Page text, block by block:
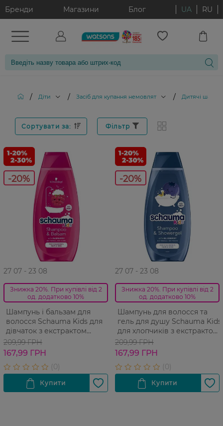
Бренди Магазини Блог UA RU
/ Діти / Засіб для купання немовлят / Дитячі
Сортувати за: Фільтр
-20%
27 07 - 23 08
Знижка 20%. При купівлі від 2
од. додатково 10%
Шампунь і бальзам для
волосся Schauma Kids для
дівчаток з екстрактом
малини 400 мл
209,99 ГРН
167,99 ГРН
-20%
27 07 - 23 08
Знижка 20%. При купівлі від 2
од. додатково 10%
Шампунь для волосся та
гель для душу Schauma Kids
для хлопчиків з екстрактом
чорниці 400 мл
209,99 ГРН
167,99 ГРН